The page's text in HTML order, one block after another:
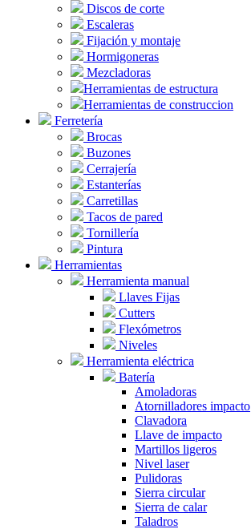
Discos de corte
Escaleras
Fijación y montaje
Hormigoneras
Mezcladoras
Herramientas de estructura
Herramientas de construccion
Ferretería
Brocas
Buzones
Cerrajería
Estanterías
Carretillas
Tacos de pared
Tornillería
Pintura
Herramientas
Herramienta manual
Llaves Fijas
Cutters
Flexómetros
Niveles
Herramienta eléctrica
Batería
Amoladoras
Atornilladores impacto
Clavadora
Llave de impacto
Martillos ligeros
Nivel laser
Pulidoras
Sierra circular
Sierra de calar
Taladros